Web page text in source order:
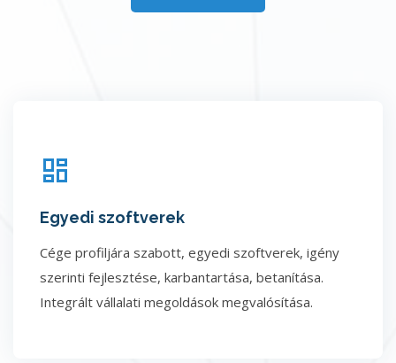
Egyedi szoftverek
Cége profiljára szabott, egyedi szoftverek, igény
szerinti fejlesztése, karbantartása, betanítása.
Integrált vállalati megoldások megvalósítása.